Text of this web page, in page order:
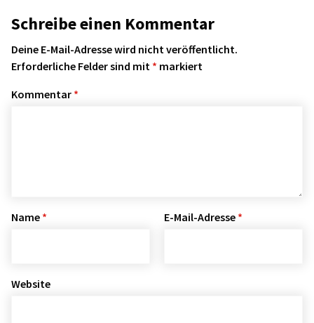
Schreibe einen Kommentar
Deine E-Mail-Adresse wird nicht veröffentlicht.
Erforderliche Felder sind mit * markiert
Kommentar *
Name * E-Mail-Adresse *
Website